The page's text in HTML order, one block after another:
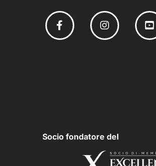
Socio fondatore del